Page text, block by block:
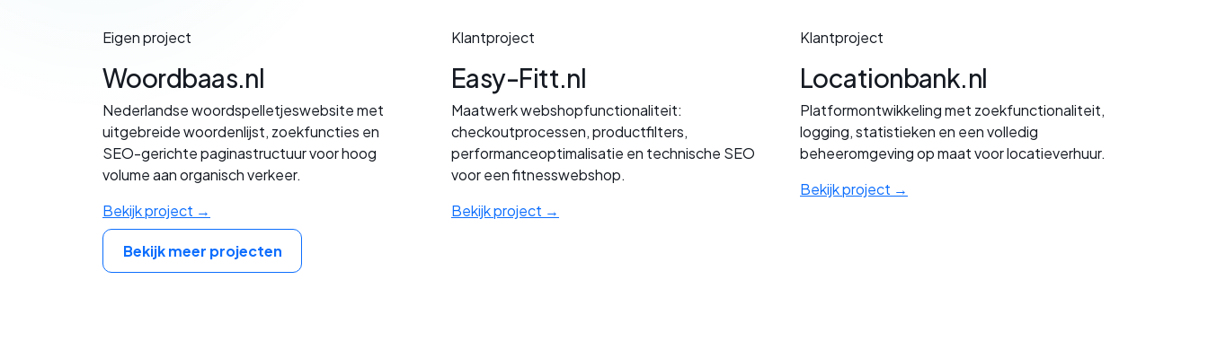
Eigen project
Woordbaas.nl
Nederlandse woordspelletjeswebsite met
uitgebreide woordenlijst, zoekfuncties en
SEO-gerichte paginastructuur voor hoog
volume aan organisch verkeer.
Bekijk project →
Klantproject
Easy-Fitt.nl
Maatwerk webshopfunctionaliteit:
checkoutprocessen, productfilters,
performanceoptimalisatie en technische SEO
voor een fitnesswebshop.
Bekijk project →
Klantproject
Locationbank.nl
Platformontwikkeling met zoekfunctionaliteit,
logging, statistieken en een volledig
beheeromgeving op maat voor locatieverhuur.
Bekijk project →
Bekijk meer projecten